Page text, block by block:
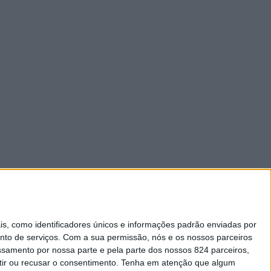
como identificadores únicos e informações padrão enviadas por
de serviços. Com a sua permissão, nós e os nossos parceiros
por nossa parte e pela parte dos nossos 824 parceiros,
ou recusar o consentimento. Tenha em atenção que algum